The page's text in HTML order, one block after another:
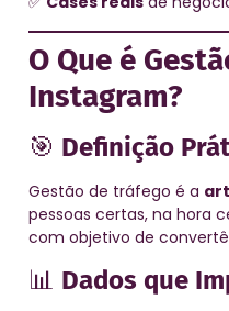
O Que é
Instagram?
🎯 Definição
Gestão de tráfego é a
pessoas certas, na hora
com objetivo de
📊 Dados que